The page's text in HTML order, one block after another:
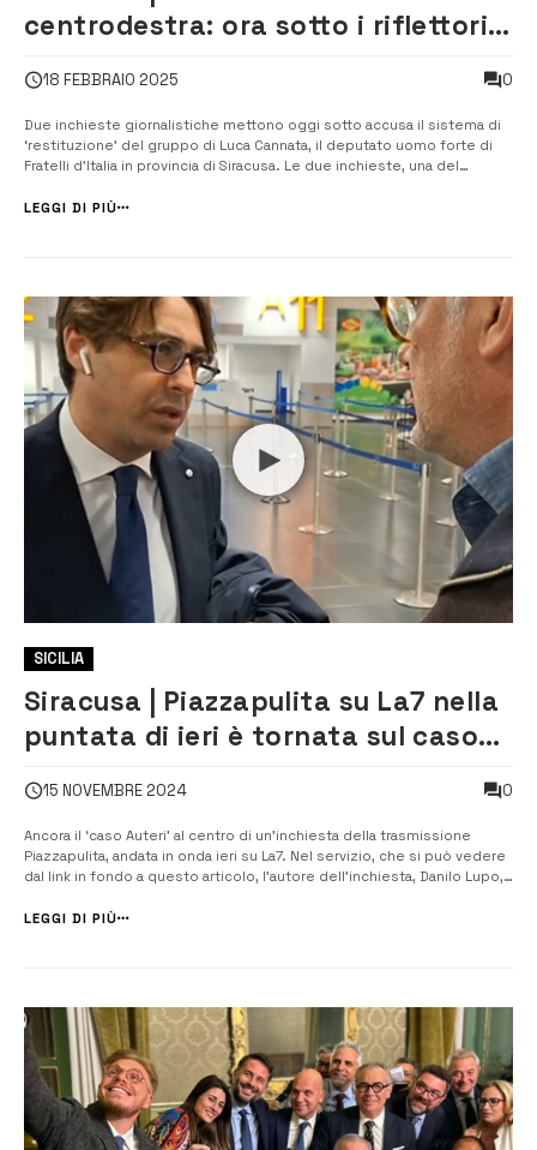
centrodestra: ora sotto i riflettori
18 FEBBRAIO 2025 0
Due inchieste giornalistiche mettono oggi sotto accusa il sistema di
‘restituzione’ del gruppo di Luca Cannata, il deputato uomo forte di
Fratelli d’Italia in provincia di Siracusa. Le due inchieste, una del
sulle dichiarazioni di tre ex assessori comunali, e un ex pres...
LEGGI DI PIÙ
SICILIA
Siracusa | Piazzapulita su La7 nella
puntata di ieri è tornata sul caso
15 NOVEMBRE 2024 0
Ancora il ‘caso Auteri’ al centro di un’inchiesta della trasmissione
Piazzapulita, andata in onda ieri su La7. Nel servizio, che si può vedere
dal link in fondo a questo articolo, l’autore dell’inchiesta, Danilo Lupo,
associazioni e società vicine alla sfera familia...
LEGGI DI PIÙ